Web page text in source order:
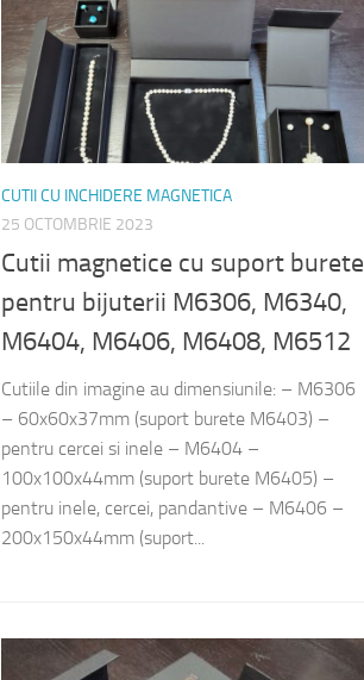
CUTII CU INCHIDERE MAGNETICA
25 OCTOMBRIE 2023
Cutii magnetice cu suport burete
pentru bijuterii M6306, M6340,
M6404, M6406, M6408, M6512
Cutiile din imagine au dimensiunile: – M6306
– 60x60x37mm (suport burete M6403) –
pentru cercei si inele – M6404 –
100x100x44mm (suport burete M6405) –
pentru inele, cercei, pandantive – M6406 –
200x150x44mm (suport...